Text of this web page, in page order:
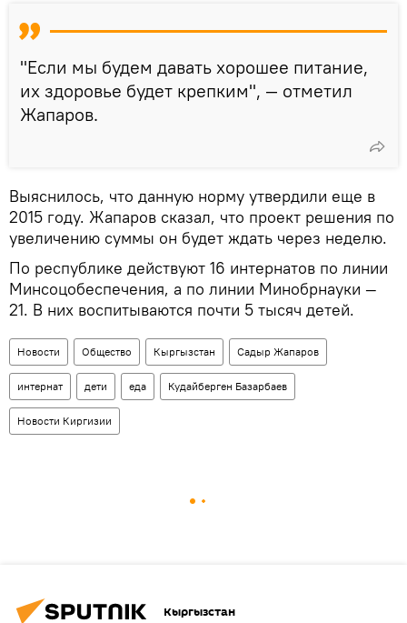
"Если мы будем давать хорошее питание,
их здоровье будет крепким", — отметил
Жапаров.
Выяснилось, что данную норму утвердили еще в
2015 году. Жапаров сказал, что проект решения по
увеличению суммы он будет ждать через неделю.
По республике действуют 16 интернатов по линии
Минсоцобеспечения, а по линии Минобрнауки —
21. В них воспитываются почти 5 тысяч детей.
Новости Общество Кыргызстан Садыр Жапаров
интернат дети еда Кудайберген Базарбаев
Новости Киргизии
Кыргызстан